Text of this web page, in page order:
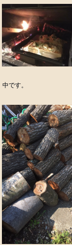
中です。